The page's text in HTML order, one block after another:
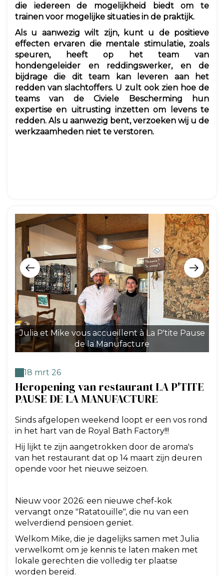
die iedereen de mogelijkheid biedt om te
trainen voor mogelijke situaties in de praktijk.
Als u aanwezig wilt zijn, kunt u de positieve
effecten ervaren die mentale stimulatie, zoals
speuren, heeft op het team van
hondengeleider en reddingswerker, en de
bijdrage die dit team kan leveren aan het
redden van slachtoffers. U zult ook zien hoe de
teams van de Civiele Bescherming hun
expertise en uitrusting inzetten om levens te
redden. Als u aanwezig bent, verzoeken wij u de
werkzaamheden niet te verstoren.
Julia et Mike vous accueillent à La P'tite Pause
de la Manufacture
18 mrt 26
Heropening van restaurant LA P'TITE
PAUSE DE LA MANUFACTURE
Sinds afgelopen weekend loopt er een vos rond
in het hart van de Royal Bath Factory!!!
Hij lijkt te zijn aangetrokken door de aroma's
van het restaurant dat op 14 maart zijn deuren
opende voor het nieuwe seizoen.
Nieuw voor 2026: een nieuwe chef-kok
vervangt onze "Ratatouille", die nu van een
welverdiend pensioen geniet.
Welkom Mike, die je dagelijks samen met Julia
verwelkomt om je kennis te laten maken met
lokale gerechten die volledig ter plaatse
worden bereid.